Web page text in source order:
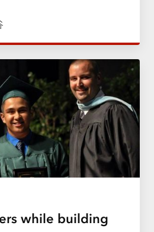
while building